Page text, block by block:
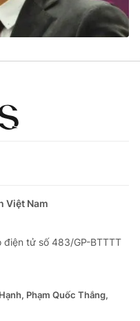
Việt Nam
tử số 483/GP-BTTTT
Phạm Quốc Thắng,